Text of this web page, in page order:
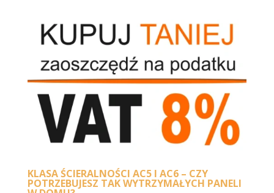
KLASA ŚCIERALNOŚCI AC5 I AC6 – CZY
POTRZEBUJESZ TAK WYTRZYMAŁYCH PANELI